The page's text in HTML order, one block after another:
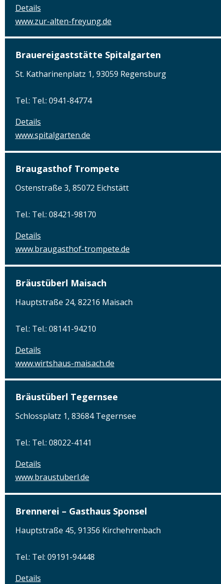
Details
www.zur-alten-freyung.de
Brauereigaststätte Spitalgarten
St. Katharinenplatz 1, 93059 Regensburg
Tel.: Tel.: 0941-84774
Details
www.spitalgarten.de
Braugasthof Trompete
Ostenstraße 3, 85072 Eichstätt
Tel.: Tel.: 08421-98170
Details
www.braugasthof-trompete.de
Bräustüberl Maisach
Hauptstraße 24, 82216 Maisach
Tel.: Tel.: 08141-94210
Details
www.wirtshaus-maisach.de
Bräustüberl Tegernsee
Schlossplatz 1, 83684 Tegernsee
Tel.: Tel.: 08022-4141
Details
www.braustuberl.de
Brennerei – Gasthaus Sponsel
Hauptstraße 45, 91356 Kirchehrenbach
Tel.: Tel: 09191-94448
Details